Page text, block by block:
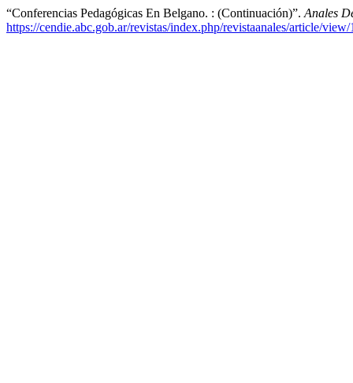
“Conferencias Pedagógicas En Belgano. : (Continuación)”. Anales
https://cendie.abc.gob.ar/revistas/index.php/revistaanales/article/view/